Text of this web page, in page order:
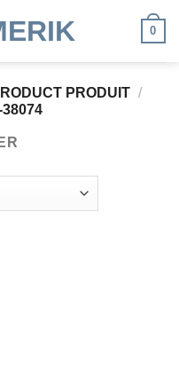
0
PRODUIT /
38074